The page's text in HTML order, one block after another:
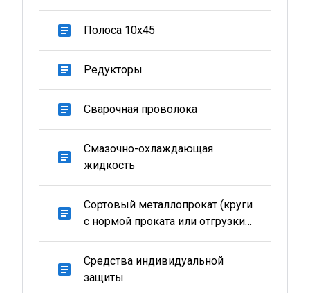
article Полоса 10х45
article Редукторы
article Сварочная проволока
article
Смазочно-охлаждающая
жидкость
article
Сортовый металлопрокат (круги
с нормой проката или отгрузки
от 15 тн)
article
Средства индивидуальной
защиты